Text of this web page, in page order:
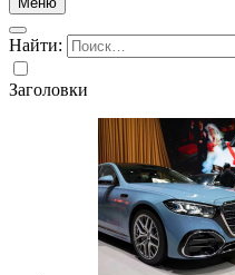
Найти:
Заголовки